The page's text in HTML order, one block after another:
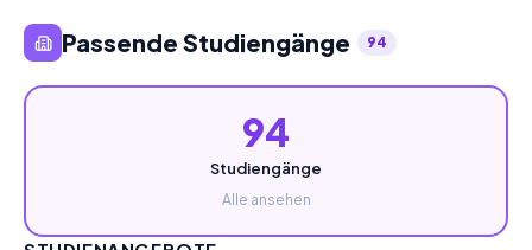
Passende Studiengänge 94
94
Studiengänge
Alle ansehen